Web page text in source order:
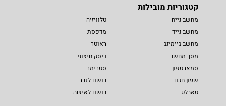
קטגוריות מובילות
מחשב נייח
מחשב נייד
מחשב גיימינג
מסך מחשב
סמארטפון
שעון חכם
טאבלט
טלוויזיה
מדפסת
ראוטר
דיסק חיצוני
סטרימר
בושם לגבר
בושם לאישה